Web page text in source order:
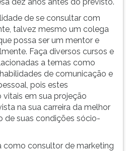
de se consultar com
talvez mesmo um colega
possa ser um mentor e
Faça diversos cursos e
a temas como
de comunicação e
pois estes
em sua projeção
na sua carreira da melhor
de suas condições sócio-
como consultor de marketing